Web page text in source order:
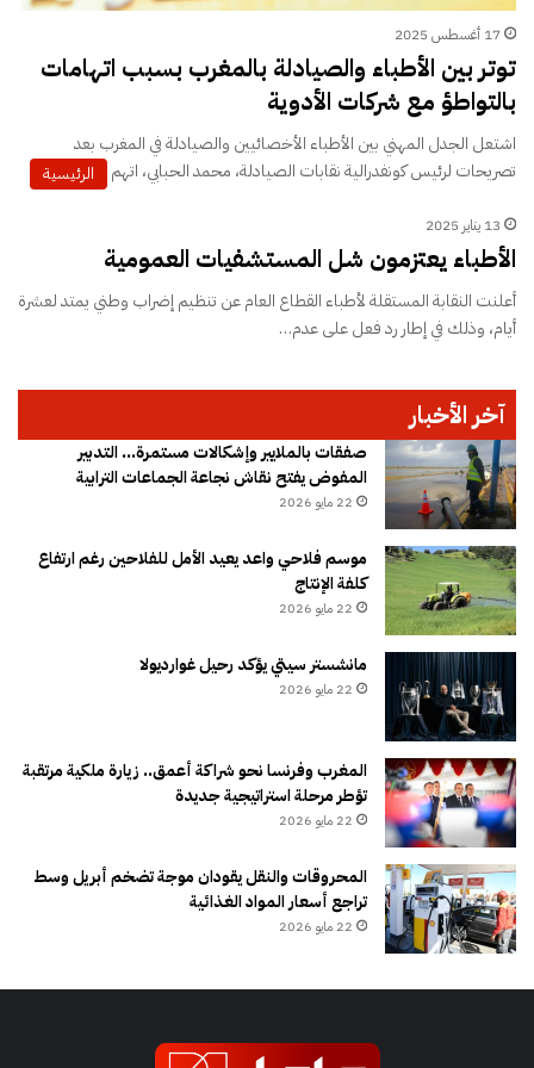
17 أغسطس 2025
توتر بين الأطباء والصيادلة بالمغرب بسبب اتهامات
بالتواطؤ مع شركات الأدوية
اشتعل الجدل المهني بين الأطباء الأخصائيين والصيادلة في المغرب بعد
تصريحات لرئيس كونفدرالية نقابات الصيادلة، محمد الحبابي، اتهم فيها بعض…
الرئيسية
13 يناير 2025
الأطباء يعتزمون شل المستشفيات العمومية
أعلنت النقابة المستقلة لأطباء القطاع العام عن تنظيم إضراب وطني يمتد لعشرة
أيام، وذلك في إطار رد فعل على عدم…
آخر الأخبار
صفقات بالملايير وإشكالات مستمرة… التدبير
المفوض يفتح نقاش نجاعة الجماعات الترابية
22 مايو 2026
موسم فلاحي واعد يعيد الأمل للفلاحين رغم ارتفاع
كلفة الإنتاج
22 مايو 2026
مانشستر سيتي يؤكد رحيل غوارديولا
22 مايو 2026
المغرب وفرنسا نحو شراكة أعمق.. زيارة ملكية مرتقبة
تؤطر مرحلة استراتيجية جديدة
22 مايو 2026
المحروقات والنقل يقودان موجة تضخم أبريل وسط
تراجع أسعار المواد الغذائية
22 مايو 2026